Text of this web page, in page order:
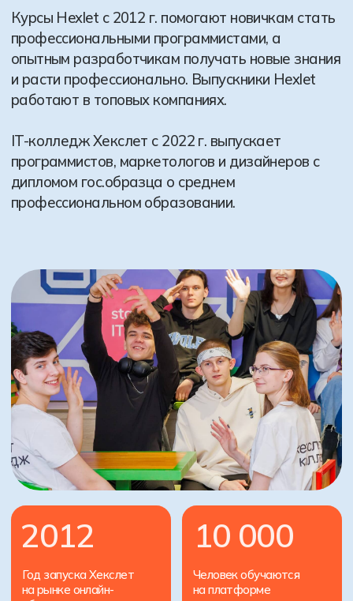
Запишитесь
консультацию
Проведем экскурсию по школе
и расскажем об обучении
+7
Записаться на консультацию
Нажимая на кнопку Получить консультацию я даю